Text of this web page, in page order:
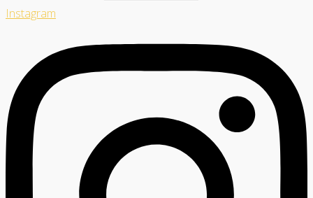
Instagram